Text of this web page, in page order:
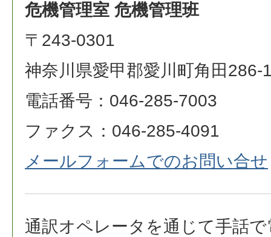
危機管理室 危機管理班
〒243-0301
神奈川県愛甲郡愛川町角田286-
電話番号：046-285-7003
ファクス：046-285-4091
メールフォームでのお問い合せ
通訳オペレータを通じて手話